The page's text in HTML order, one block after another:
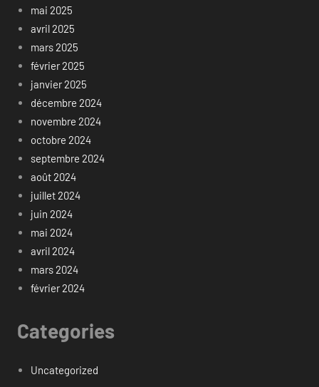
mai 2025
avril 2025
mars 2025
février 2025
janvier 2025
décembre 2024
novembre 2024
octobre 2024
septembre 2024
août 2024
juillet 2024
juin 2024
mai 2024
avril 2024
mars 2024
février 2024
Categories
Uncategorized